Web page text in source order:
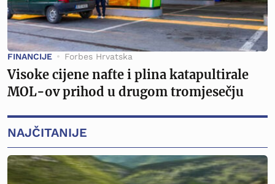
FINANCIJE Forbes Hrvatska
Visoke cijene nafte i plina katapultirale
MOL-ov prihod u drugom tromjesečju
NAJČITANIJE